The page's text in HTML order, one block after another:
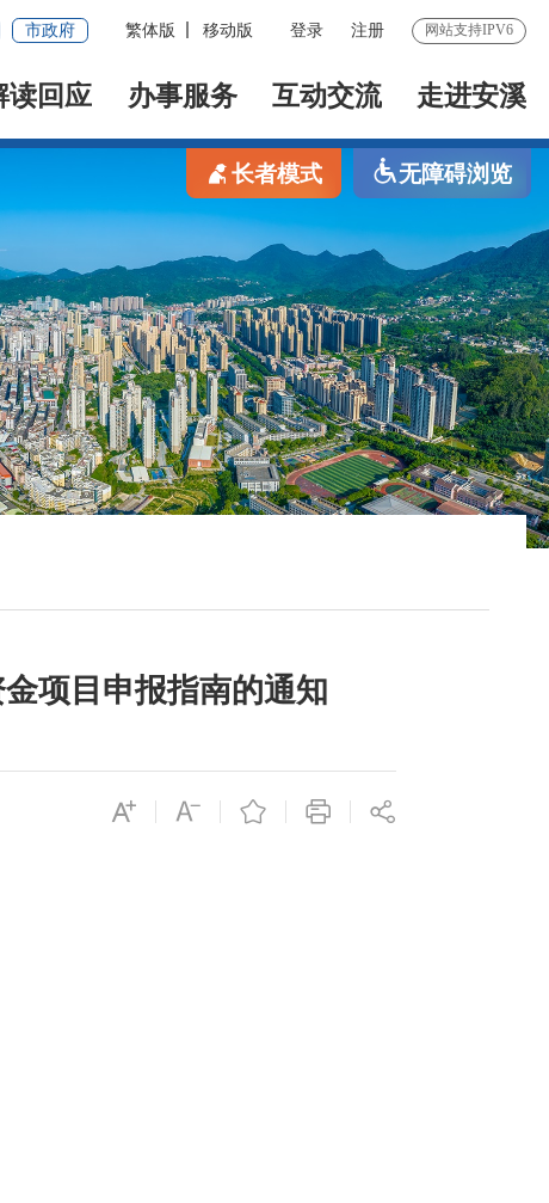
市政府 繁体版 移动版 登录 注册 网站支持IPV6
读回应 办事服务 互动交流 走进安溪
长者模式 无障碍浏览
项目申报指南的通知